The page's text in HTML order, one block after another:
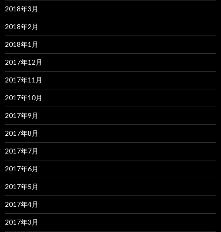
2018年3月
2018年2月
2018年1月
2017年12月
2017年11月
2017年10月
2017年9月
2017年8月
2017年7月
2017年6月
2017年5月
2017年4月
2017年3月